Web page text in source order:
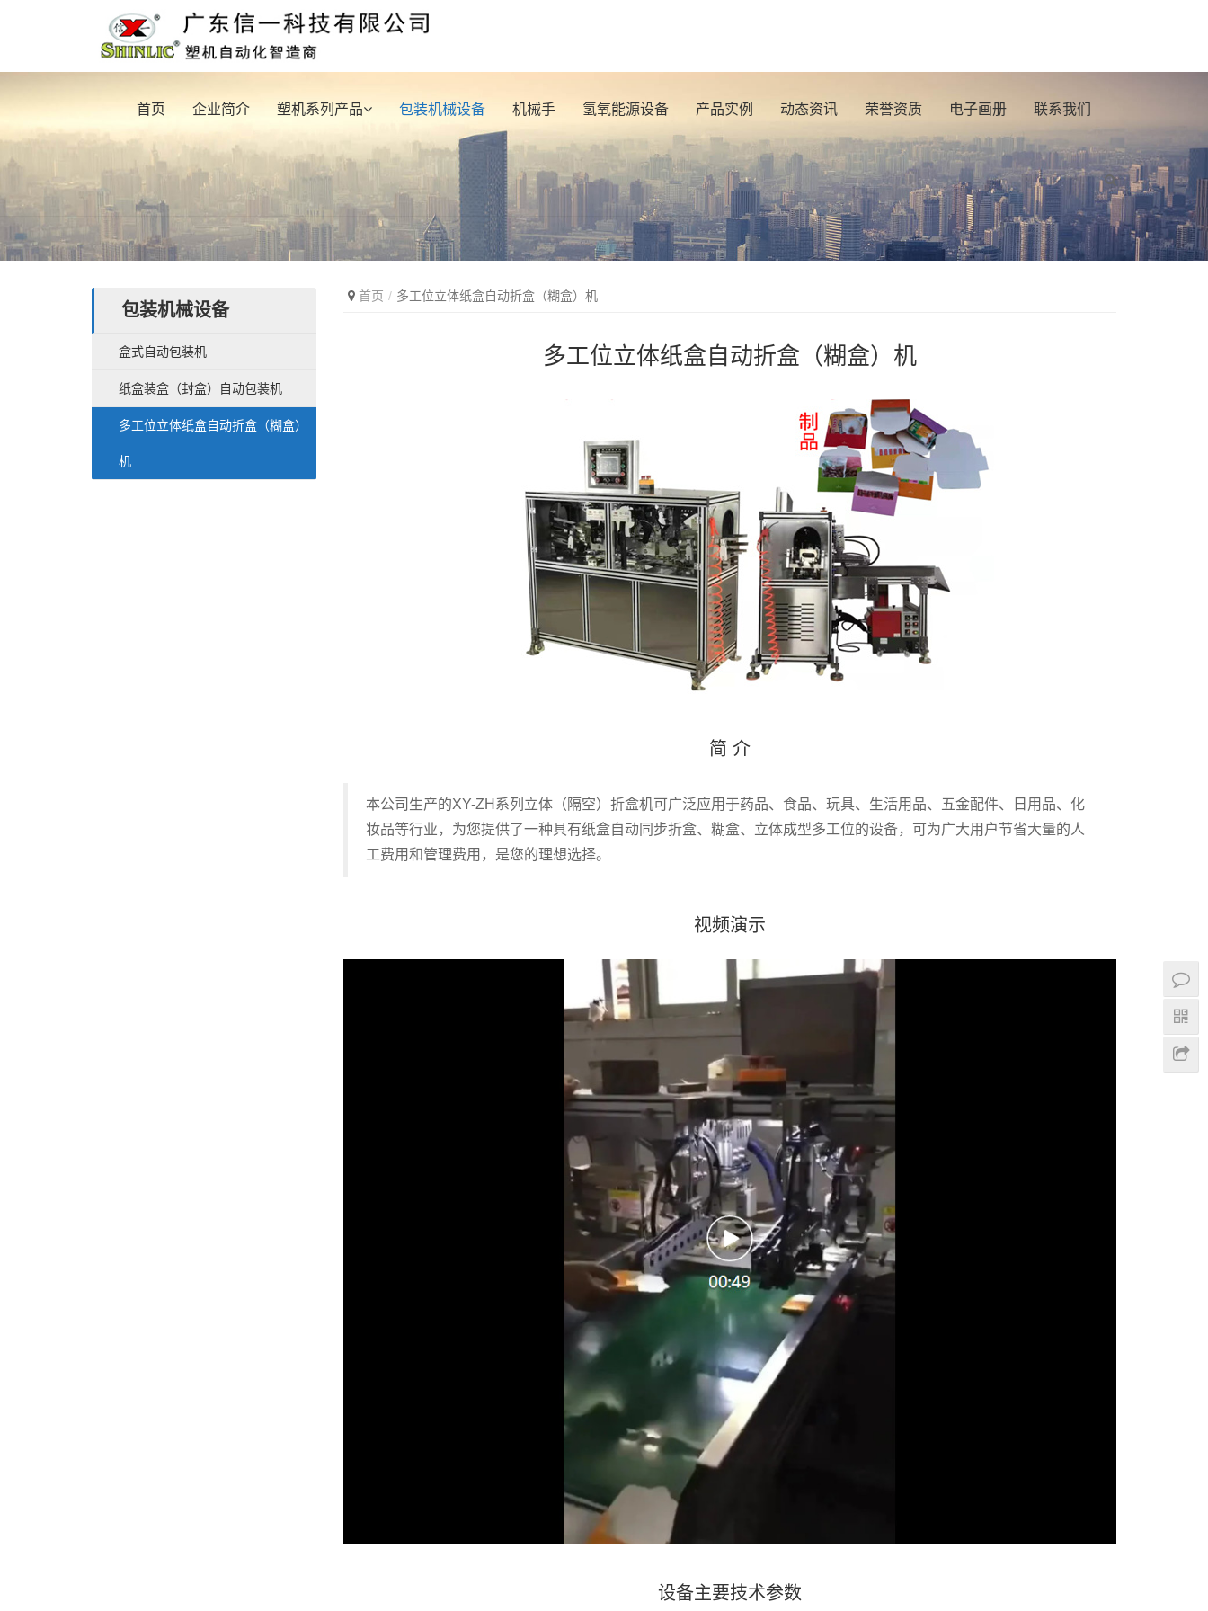
首页 企业简介 塑机系列产品 包装机械设备 机械手 氢氧能源设备 产品实例 动态资讯 荣誉资质 电子画册 联系我们
首页 多工位立体纸盒自动折盒（糊盒）机
多工位立体纸盒自动折盒（糊盒）机
简 介
本公司生产的XY-ZH系列立体（隔空）折盒机可广泛应用于药品、食品、玩具、生活用品、五金配件、日用品、化
妆品等行业，为您提供了一种具有纸盒自动同步折盒、糊盒、立体成型多工位的设备，可为广大用户节省大量的人
工费用和管理费用，是您的理想选择。
视频演示
设备主要技术参数
包装机械设备
盒式自动包装机
纸盒装盒（封盒）自动包装机
多工位立体纸盒自动折盒（糊盒）
机